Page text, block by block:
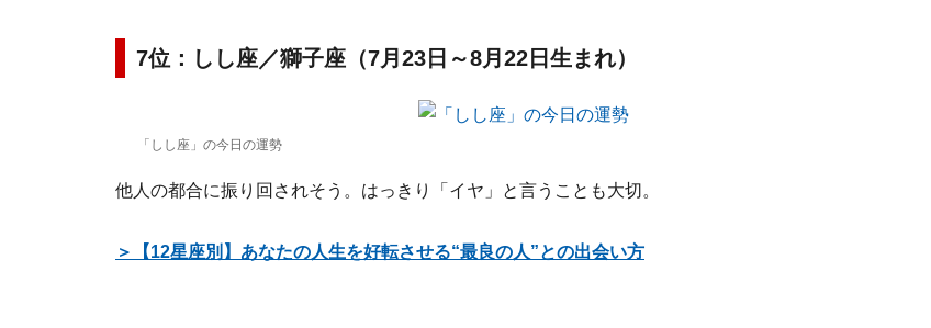
7位：しし座／獅子座（7月23日～8月22日生まれ）
「しし座」の今日の運勢
他人の都合に振り回されそう。はっきり「イヤ」と言うことも大切。
＞【12星座別】あなたの人生を好転させる“最良の人”との出会い方